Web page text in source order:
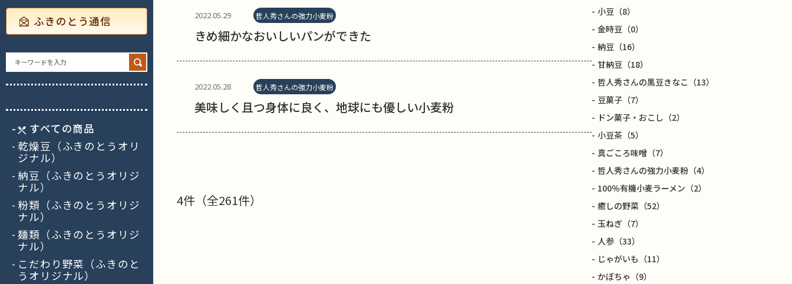
ふきのとう通信
Search
すべての商品
乾燥豆（ふきのとうオリ
ジナル）
納豆（ふきのとうオリジ
ナル）
粉類（ふきのとうオリジ
ナル）
麺類（ふきのとうオリジ
ナル）
こだわり野菜（ふきのと
うオリジナル）
2022.05.29 哲人秀さんの強力小麦粉
きめ細かなおいしいパンができた
2022.05.28 哲人秀さんの強力小麦粉
美味しく且つ身体に良く、地球にも優しい小麦粉
4件（全261件）
小豆 （8）
金時豆 （0）
納豆 （16）
甘納豆 （18）
哲人秀さんの黒豆きなこ （13）
豆菓子 （7）
ドン菓子・おこし （2）
小豆茶 （5）
真ごころ味噌 （7）
哲人秀さんの強力小麦粉 （4）
100％有機小麦ラーメン （2）
癒しの野菜 （52）
玉ねぎ （7）
人参 （33）
じゃがいも （11）
かぼちゃ （9）